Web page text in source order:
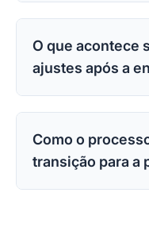
O que acontece
ajustes após a
Como o
transição para a